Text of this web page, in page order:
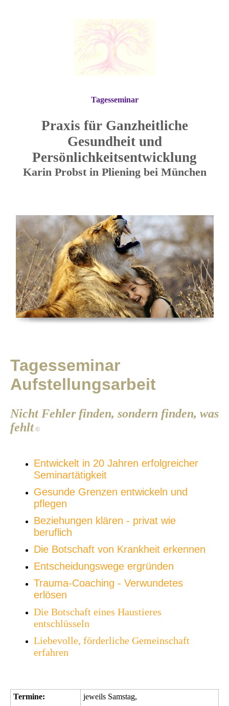
Praxis für Ganzheitliche
Gesundheit und
Persönlichkeitsentwicklung
Karin Probst in Pliening bei München
Tagesseminar
Tagesseminar
Aufstellungsarbeit
Nicht Fehler finden, sondern finden, was
fehlt ©
Entwickelt in 20 Jahren erfolgreicher
Seminartätigkeit
Gesunde Grenzen entwickeln und
pflegen
Beziehungen klären - privat wie
beruflich
Die Botschaft von Krankheit erkennen
Entscheidungswege ergründen
Trauma-Coaching - Verwundetes
erlösen
Die Botschaft eines Haustieres
entschlüsseln
Liebevolle, förderliche Gemeinschaft
erfahren
Termine:
jeweils Samstag,